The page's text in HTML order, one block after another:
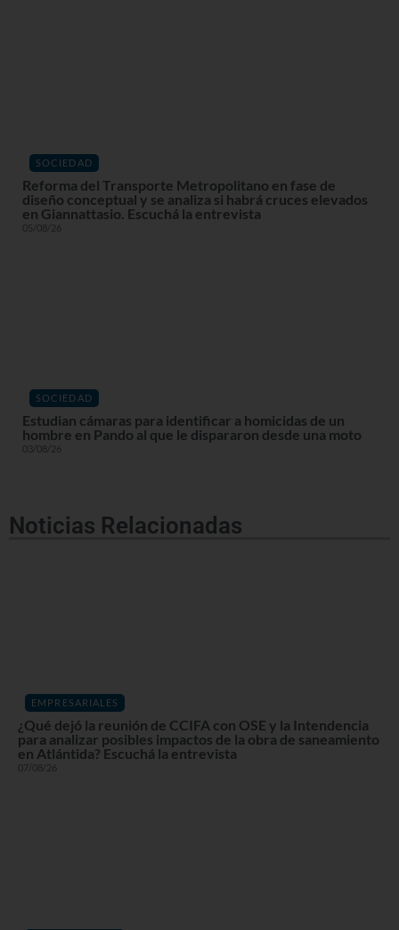
SOCIEDAD
Reforma del Transporte Metropolitano en fase de
diseño conceptual y se analiza si habrá cruces elevados
en Giannattasio. Escuchá la entrevista
05/08/26
SOCIEDAD
Estudian cámaras para identificar a homicidas de un
hombre en Pando al que le dispararon desde una moto
03/08/26
Noticias Relacionadas
EMPRESARIALES
¿Qué dejó la reunión de CCIFA con OSE y la Intendencia
para analizar posibles impactos de la obra de saneamiento
en Atlántida? Escuchá la entrevista
07/08/26